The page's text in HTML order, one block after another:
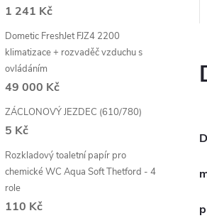
1 241 Kč
Dometic FreshJet FJZ4 2200
klimatizace + rozvaděč vzduchu s
ovládáním
49 000 Kč
ZÁCLONOVÝ JEZDEC (610/780)
5 Kč
Rozkladový toaletní papír pro
chemické WC Aqua Soft Thetford - 4
role
110 Kč